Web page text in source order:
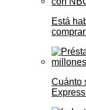
Está
Cuánto